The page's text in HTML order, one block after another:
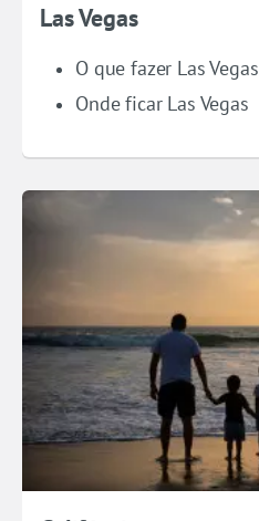
Las Vegas
O que fazer Las Vegas
Onde ficar Las Vegas